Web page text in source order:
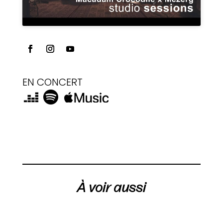
EN CONCERT
À voir aussi